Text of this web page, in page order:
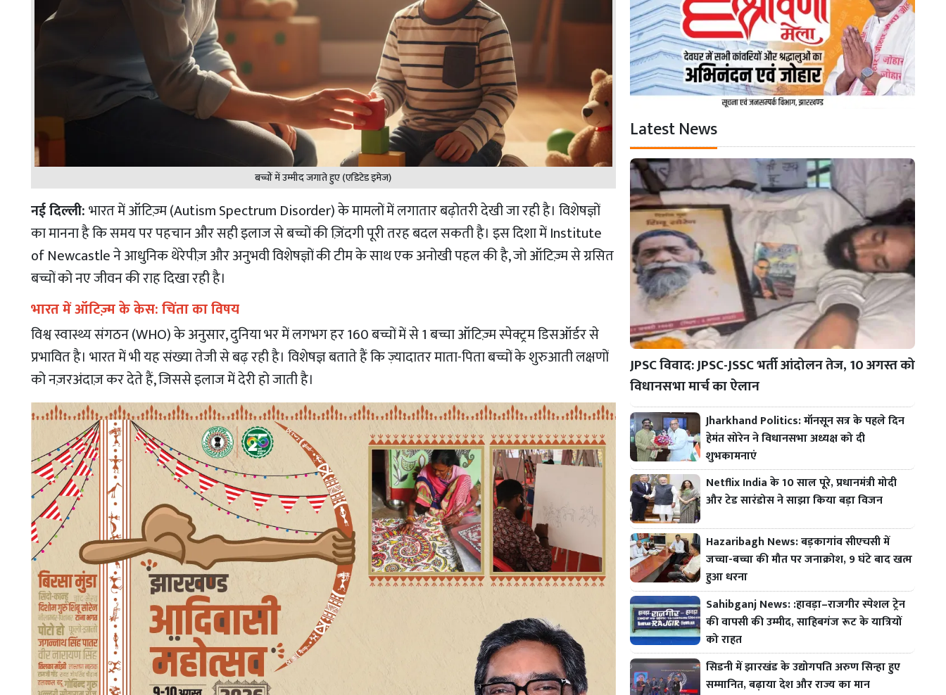
बच्चों में उम्मीद जगाते हुए (एडिटेड इमेज)
नई दिल्ली:भारत में ऑटिज़्म (Autism Spectrum Disorder) के मामलों में लगातार बढ़ोतरी देखी जा रही है। विशेषज्ञों
का मानना है कि समय पर पहचान और सही इलाज से बच्चों की ज़िंदगी पूरी तरह बदल सकती है। इस दिशा में Institute
of Newcastle ने आधुनिक थेरेपीज़ और अनुभवी विशेषज्ञों की टीम के साथ एक अनोखी पहल की है, जो ऑटिज़्म से ग्रसित
बच्चों को नए जीवन की राह दिखा रही है।
भारत में ऑटिज़्म के केस: चिंता का विषय
विश्व स्वास्थ्य संगठन (WHO) के अनुसार, दुनिया भर में लगभग हर 160 बच्चों में से 1 बच्चा ऑटिज़्म स्पेक्ट्रम डिसऑर्डर से
प्रभावित है। भारत में भी यह संख्या तेजी से बढ़ रही है। विशेषज्ञ बताते हैं कि ज़्यादातर माता-पिता बच्चों के शुरुआती लक्षणों
को नज़रअंदाज़ कर देते हैं, जिससे इलाज में देरी हो जाती है।
Latest News
JPSC विवाद: JPSC-JSSC भर्ती आंदोलन तेज, 10 अगस्त को
विधानसभा मार्च का ऐलान
Jharkhand Politics: मॉनसून सत्र के पहले दिन
हेमंत सोरेन ने विधानसभा अध्यक्ष को दी
शुभकामनाएं
Netflix India के 10 साल पूरे, प्रधानमंत्री मोदी
और टेड सारंडोस ने साझा किया बड़ा विजन
Hazaribagh News: बड़कागांव सीएचसी में
जच्चा-बच्चा की मौत पर जनाक्रोश, 9 घंटे बाद खत्म
हुआ धरना
Sahibganj News: :हावड़ा–राजगीर स्पेशल ट्रेन
की वापसी की उम्मीद, साहिबगंज रूट के यात्रियों
को राहत
सिडनी में झारखंड के उद्योगपति अरुण सिन्हा हुए
सम्मानित, बढ़ाया देश और राज्य का मान